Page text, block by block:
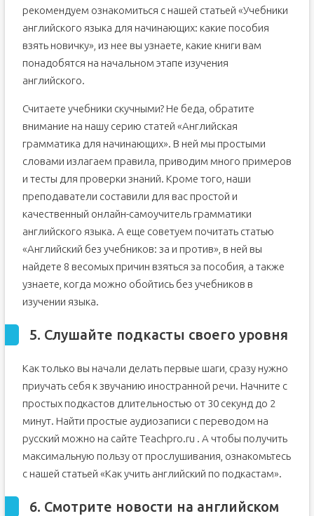
рекомендуем ознакомиться с нашей статьей «Учебники
английского языка для начинающих: какие пособия
взять новичку», из нее вы узнаете, какие книги вам
понадобятся на начальном этапе изучения
английского.
Считаете учебники скучными? Не беда, обратите
внимание на нашу серию статей «Английская
грамматика для начинающих». В ней мы простыми
словами излагаем правила, приводим много примеров
и тесты для проверки знаний. Кроме того, наши
преподаватели составили для вас простой и
качественный онлайн-самоучитель грамматики
английского языка. А еще советуем почитать статью
«Английский без учебников: за и против», в ней вы
найдете 8 весомых причин взяться за пособия, а также
узнаете, когда можно обойтись без учебников в
изучении языка.
5. Слушайте подкасты своего уровня
Как только вы начали делать первые шаги, сразу нужно
приучать себя к звучанию иностранной речи. Начните с
простых подкастов длительностью от 30 секунд до 2
минут. Найти простые аудиозаписи с переводом на
русский можно на сайте Teachpro.ru . А чтобы получить
максимальную пользу от прослушивания, ознакомьтесь
с нашей статьей «Как учить английский по подкастам».
6. Смотрите новости на английском